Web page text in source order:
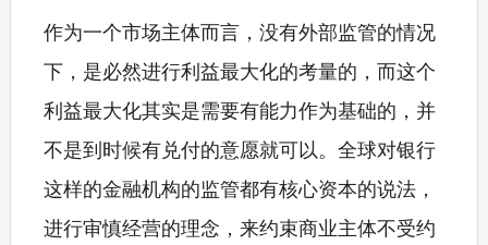
作为一个市场主体而言，没有外部监管的情况
下，是必然进行利益最大化的考量的，而这个
利益最大化其实是需要有能力作为基础的，并
不是到时候有兑付的意愿就可以。全球对银行
这样的金融机构的监管都有核心资本的说法，
进行审慎经营的理念，来约束商业主体不受约